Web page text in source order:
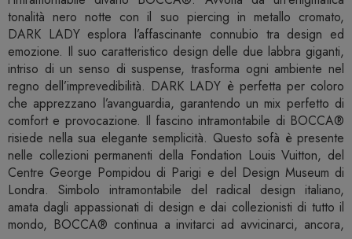
tonalità nero notte con il suo piercing in metallo cromato,
DARK LADY esplora l’affascinante connubio tra design ed
emozione. Il suo caratteristico design delle due labbra giganti,
intriso di un senso di suspense, trasforma ogni ambiente nel
regno dell’imprevedibilità. DARK LADY è perfetta per coloro
che apprezzano l’avanguardia, garantendo un mix perfetto di
comfort e provocazione. Il fascino intramontabile di BOCCA®
risiede nella sua elegante semplicità. Questo sofà è presente
nelle collezioni permanenti della Fondation Louis Vuitton, del
Centre George Pompidou di Parigi e del Design Museum di
Londra. Simbolo intramontabile del radical design italiano,
amata dagli appassionati di design e dai collezionisti di tutto il
mondo, BOCCA® continua a invitarci ad avvicinarci, ancora,